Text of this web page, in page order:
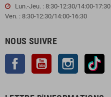
Lun.-Jeu. : 8:30-12:30/14:00-17:30
Ven. : 8:30-12:30/14:00-16:30
NOUS SUIVRE
Facebook YouTube Instagram